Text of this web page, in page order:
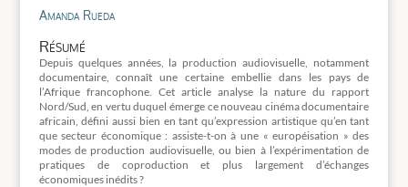
Amanda Rueda
Résumé
Depuis quelques années, la production audiovisuelle, notamment
documentaire, connaît une certaine embellie dans les pays de
l’Afrique francophone. Cet article analyse la nature du rapport
Nord/Sud, en vertu duquel émerge ce nouveau cinéma documentaire
africain, défini aussi bien en tant qu’expression artistique qu’en tant
que secteur économique : assiste-t-on à une « européisation » des
modes de production audiovisuelle, ou bien à l’expérimentation de
pratiques de coproduction et plus largement d’échanges
économiques inédits ?